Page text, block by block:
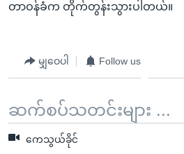
တာဝန်ခံက တိုက်တွန်းသွားပါတယ်။
မျှဝေပါ Follow us
ဆက်စပ်သတင်းများ ...
ကေသွယ်ခိုင်